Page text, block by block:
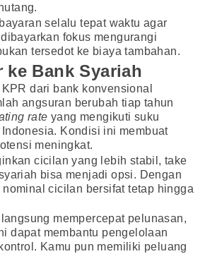
selalu tepat waktu agar
fokus mengurangi
tersedot ke biaya tambahan.
ke Bank Syariah
dari bank konvensional
angsuran berubah tiap tahun
rate yang mengikuti suku
Kondisi ini membuat
meningkat.
cicilan yang lebih stabil, take
bisa menjadi opsi. Dengan
cicilan bersifat tetap hingga
mempercepat pelunasan,
dapat membantu pengelolaan
Kamu pun memiliki peluang